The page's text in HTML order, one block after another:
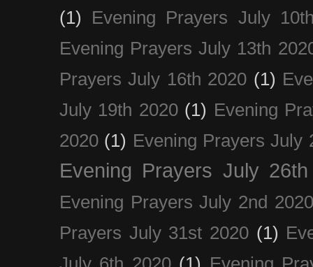
(1)
Evening Prayers July
Evening Prayers July 13th
Prayers July 16th 2020 (1)
July 19th 2020 (1) Evening
2020 (1) Evening Prayers July
Evening Prayers July
Evening Prayers July 2nd 2020
Prayers July 31st 2020 (1)